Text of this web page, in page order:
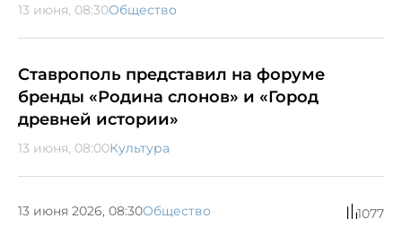
13 июня, 08:30Общество
Ставрополь представил на форуме
бренды «Родина слонов» и «Город
древней истории»
13 июня, 08:00Культура
13 июня 2026, 08:30Общество 1077